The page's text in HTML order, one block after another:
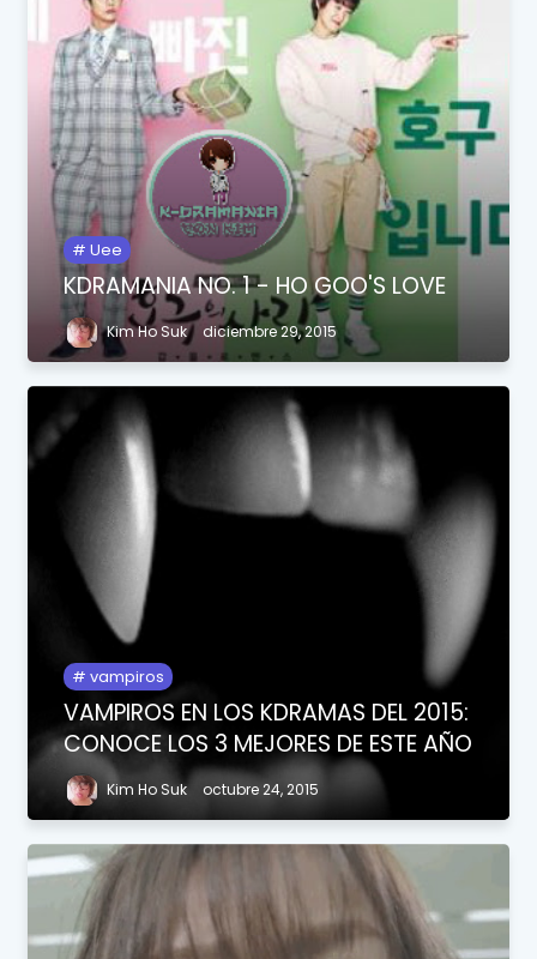
Uee
KDRAMANIA NO. 1 - HO GOO'S LOVE
Kim Ho Suk diciembre 29, 2015
vampiros
VAMPIROS EN LOS KDRAMAS DEL 2015:
CONOCE LOS 3 MEJORES DE ESTE AÑO
Kim Ho Suk octubre 24, 2015